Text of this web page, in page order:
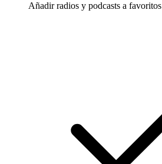
Añadir radios y podcasts a favoritos